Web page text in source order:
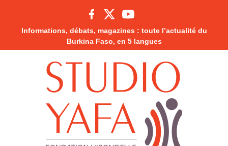
Informations, débats, magazines : toute l’actualité du
Burkina Faso, en 5 langues